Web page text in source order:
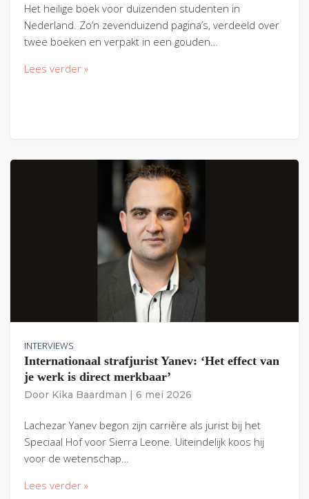
Het heilige boek voor duizenden studenten in
Nederland. Zo’n zevenduizend pagina’s, verdeeld over
twee boeken en verpakt in een gouden…
Lees verder »
INTERVIEWS
Internationaal strafjurist Yanev: ‘Het effect van
je werk is direct merkbaar’
Door Kika Baardman 6 mei 2026
Lachezar Yanev begon zijn carrière als jurist bij het
Speciaal Hof voor Sierra Leone. Uiteindelijk koos hij
voor de wetenschap…
Lees verder »